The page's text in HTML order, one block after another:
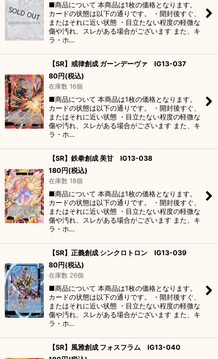
■商品について 本商品は1枚の価格となります。
カードの状態は以下の通りです。 ・開封後すぐ、
またはそれに近い状態 ・目立たない程度の軽微な
傷や汚れ、スレがある場合がございます また、キ
ラ・ホ…
【SR】戒律創成 ガーンデーヴァ IG13-037
80円(税込)
在庫数 16個
■商品について 本商品は1枚の価格となります。
カードの状態は以下の通りです。 ・開封後すぐ、
またはそれに近い状態 ・目立たない程度の軽微な
傷や汚れ、スレがある場合がございます また、キ
ラ・ホ…
【SR】鉄拳創成 美甘 IG13-038
180円(税込)
在庫数 18個
■商品について 本商品は1枚の価格となります。
カードの状態は以下の通りです。 ・開封後すぐ、
またはそれに近い状態 ・目立たない程度の軽微な
傷や汚れ、スレがある場合がございます また、キ
ラ・ホ…
【SR】正義創成 シンクロトロン IG13-039
80円(税込)
在庫数 26個
■商品について 本商品は1枚の価格となります。
カードの状態は以下の通りです。 ・開封後すぐ、
またはそれに近い状態 ・目立たない程度の軽微な
傷や汚れ、スレがある場合がございます また、キ
ラ・ホ…
【SR】風雅創成 フォスフラム IG13-040